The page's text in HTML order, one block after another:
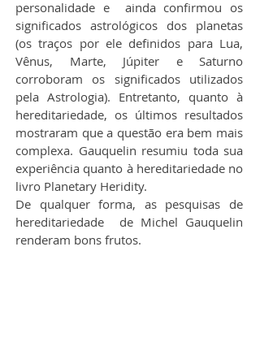
personalidade e  ainda confirmou os
significados astrológicos dos planetas
(os traços por ele definidos para Lua,
Vênus, Marte, Júpiter e Saturno
corroboram os significados utilizados
pela Astrologia). Entretanto, quanto à
hereditariedade, os últimos resultados
mostraram que a questão era bem mais
complexa. Gauquelin resumiu toda sua
experiência quanto à hereditariedade no
livro Planetary Heridity.
De qualquer forma, as pesquisas de
hereditariedade  de Michel Gauquelin
renderam bons frutos.